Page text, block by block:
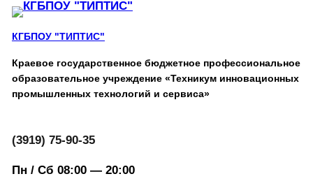
КГБПОУ "ТИПТИС"
Краевое государственное бюджетное профессиональное
образовательное учреждение «Техникум инновационных
промышленных технологий и сервиса»
(3919) 75-90-35
Пн / Сб 08:00 — 20:00